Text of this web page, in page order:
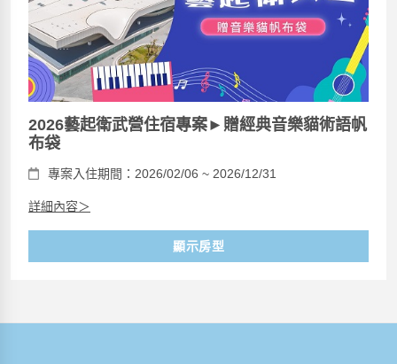
2026藝起衛武營住宿專案►贈經典音樂貓術語帆
布袋
專案入住期間：2026/02/06 ~ 2026/12/31
詳細內容＞
顯示房型